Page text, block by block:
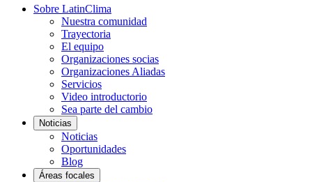
Sobre LatinClima
Nuestra comunidad
Trayectoria
El equipo
Organizaciones socias
Organizaciones Aliadas
Servicios
Video introductorio
Sea parte del cambio
Noticias
Noticias
Oportunidades
Blog
Áreas focales